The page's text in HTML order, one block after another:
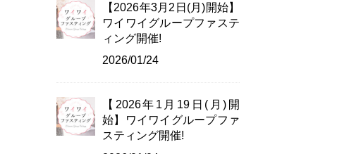
【2026年3月2日(月)開始】
ワイワイグループファステ
ィング開催!
2026/01/24
【2026年1月19日(月)開
始】ワイワイグループファ
スティング開催!